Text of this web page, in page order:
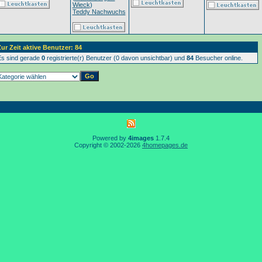
Wieck)
Teddy Nachwuchs
Zeit aktive Benutzer: 84
sind gerade 0registrierte(r) Benutzer (0 davon unsichtbar) und 84Besucher online.
Powered by 4images 1.7.4
Copyright © 2002-2026 4homepages.de